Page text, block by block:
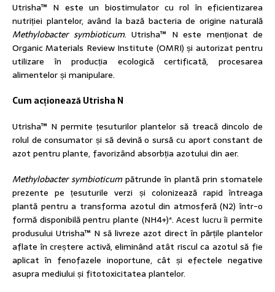
Utrisha™ N este un biostimulator cu rol în eficientizarea
nutriției plantelor, având la bază bacteria de origine naturală
Methylobacter symbioticum. Utrisha™ N este menționat de
Organic Materials Review Institute (OMRI) și autorizat pentru
utilizare în producția ecologică certificată, procesarea
alimentelor și manipulare.
Cum acționează Utrisha N
Utrisha™ N permite țesuturilor plantelor să treacă dincolo de
rolul de consumator și să devină o sursă cu aport constant de
azot pentru plante, favorizând absorbția azotului din aer.
Methylobacter symbioticumpătrunde în plantă prin stomatele
prezente pe țesuturile verzi și colonizează rapid întreaga
plantă pentru a transforma azotul din atmosferă (N2) într-o
formă disponibilă pentru plante (NH4+)*. Acest lucru îi permite
produsului Utrisha™ N să livreze azot direct în părțile plantelor
aflate în creștere activă, eliminând atât riscul ca azotul să fie
aplicat în fenofazele inoportune, cât și efectele negative
asupra mediului și fitotoxicitatea plantelor.